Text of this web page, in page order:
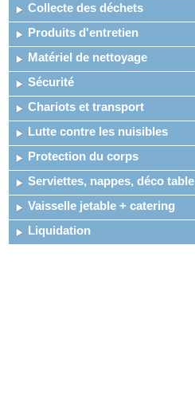
Collecte des déchets
Produits d'entretien
Matériel de nettoyage
Sécurité
Chariots et transport
Lutte contre les nuisibles
Protection du corps
Serviettes, nappes, déco table
Vaisselle jetable + catering
Liquidation